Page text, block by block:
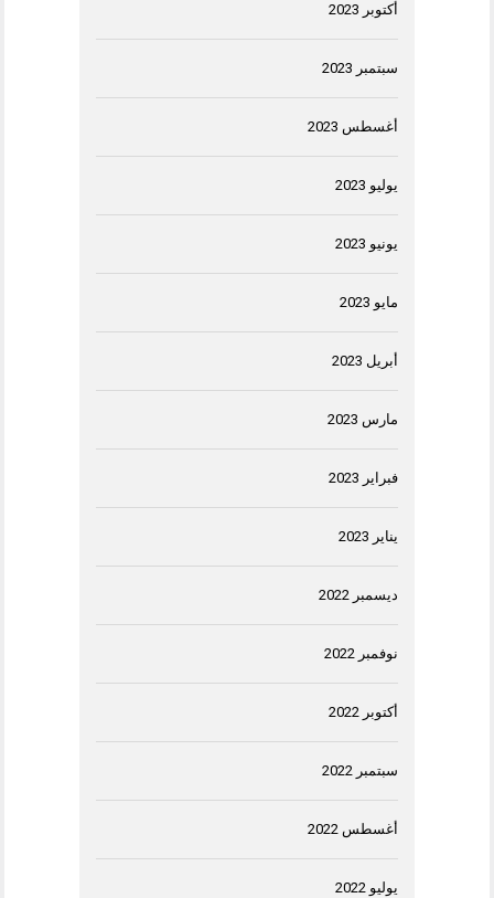
أكتوبر 2023
سبتمبر 2023
أغسطس 2023
يوليو 2023
يونيو 2023
مايو 2023
أبريل 2023
مارس 2023
فبراير 2023
يناير 2023
ديسمبر 2022
نوفمبر 2022
أكتوبر 2022
سبتمبر 2022
أغسطس 2022
يوليو 2022